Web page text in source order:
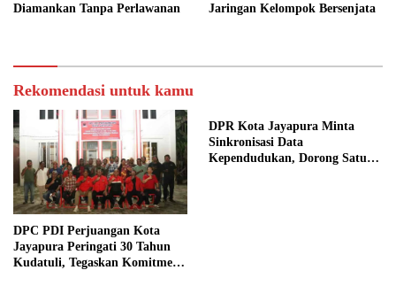
Diamankan Tanpa Perlawanan
Jaringan Kelompok Bersenjata
Rekomendasi untuk kamu
DPC PDI Perjuangan Kota
Jayapura Peringati 30 Tahun
Kudatuli, Tegaskan Komitmen
DPR Kota Jayapura Minta
Sinkronisasi Data
Kependudukan, Dorong Satu